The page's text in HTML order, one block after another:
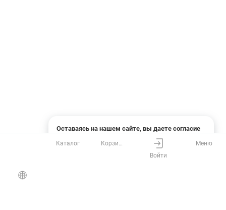
Оставаясь на нашем сайте, вы даете согласие
на использование файлов cookies и сбор данных
системами веб-аналитики
Каталог
Корзина
Войти
Меню